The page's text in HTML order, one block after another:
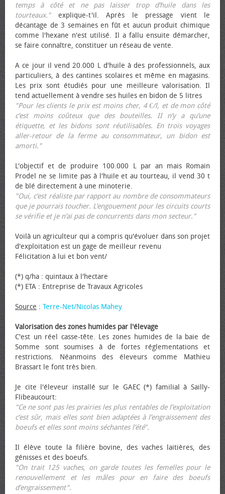
temps à côté et ne pas laisser trop d’huile dans les
tourteaux."explique-t'il. Après le pressage vient le
décantage de 3 semaines en fût et aucun produit chimique
comme l'hexane n'est utilisé. Il a fallu ensuite démarcher,
se faire connaître, constituer un réseau de vente.
A ce jour il vend 20.000 L d'huile à des professionnels, aux
particuliers, à des cantines scolaires et même en magasins.
Les prix sont étudiés pour une meilleure valorisation. Il
tend actuellement à vendre ses huiles en bidon de 5 litres
"Pour les clients le prix est moins cher, 4 €/l, et de mon côté
c’est moins coûteux que des bouteilles. II n’y a qu’une
étiquette, et les bidons sont réutilisables. En trois voyages
aller-retour de la ferme au consommateur, un bidon est
amorti."
L'objectif et de produire 100.000 L par an mais Romain
Prodel ne se limite pas à l'huile et au tourteau, il vend 30 t
de blé directement à une minoterie.
"Oui, c’est réaliste par rapport au nombre de consommateurs
que je pourrais toucher. L’engouement pour les circuits courts
se vérifie et je n’ai pas de concurrents dans mon secteur."
Voilà un agriculteur qui a compris qu'évoluer dans son projet
d'exploitation est un gage de meilleur revenu
Félicitation à lui et bon vent/
(*) q/ha : quintaux à l'hectare
(*) ETA : Entreprise de Travaux Agricoles
Source : Terre-Net/Nicolas Mahey
Valorisation des zones humides par l'élevage
C'est un réel casse-tête. Les zones humides de la baie de
Somme sont soumises à de fortes réglementations et
restrictions. Néanmoins des éleveurs comme Mathieu
Brassart le font très bien.
Je cite l'éleveur installé sur le GAEC (*) familial à Sailly-
Flibeaucourt:
"Ce ne sont pas les prairies les plus rentables de l’exploitation
c’est sûr, mais elles sont bien adaptées à l’engraissement des
bœufs et elles sont moins séchantes l’été".
Il élève toute la filière bovine, des vaches laitières, des
génisses et des bœufs.
"On trait 125 vaches, on garde toutes les femelles pour le
renouvellement et les mâles pour en faire des bœufs
d’engraissement".